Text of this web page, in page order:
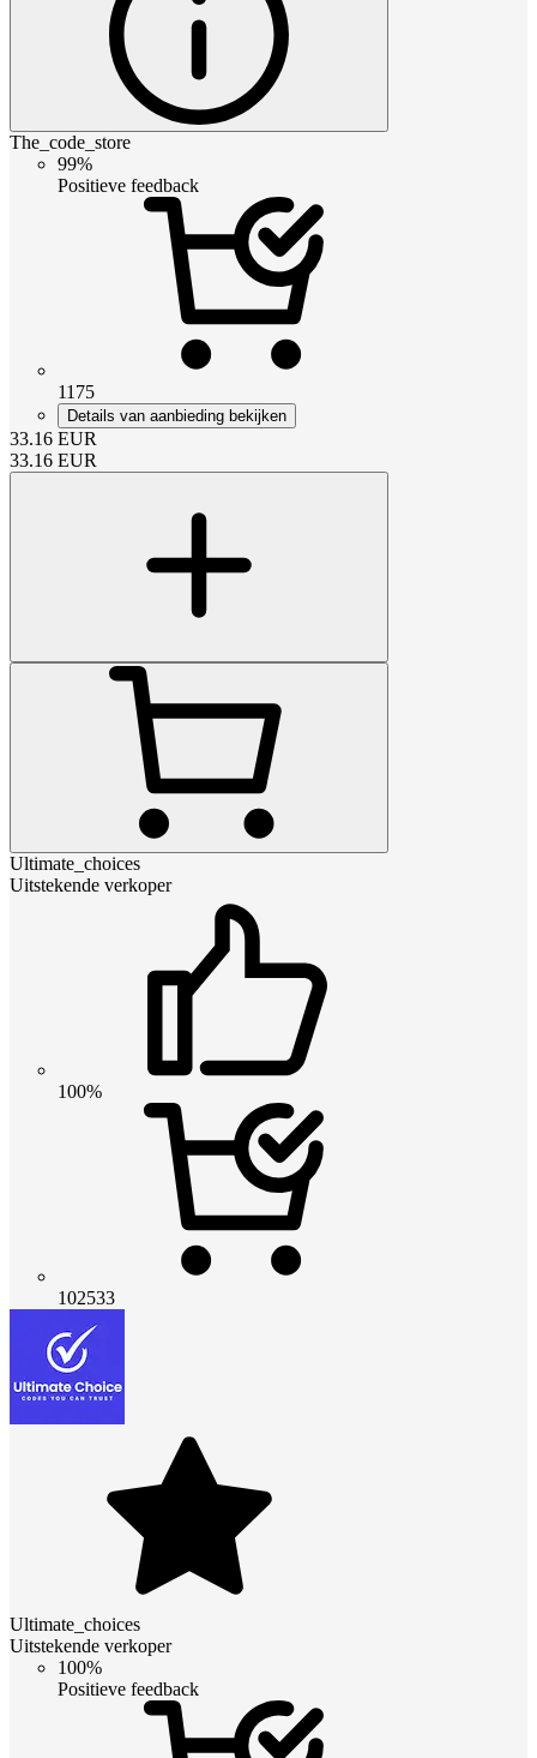
The_code_store
99%
Positieve feedback
1175
Details van aanbieding bekijken
33.16 EUR
33.16 EUR
Ultimate_choices
Uitstekende verkoper
100%
102533
Ultimate_choices
Uitstekende verkoper
100%
Positieve feedback